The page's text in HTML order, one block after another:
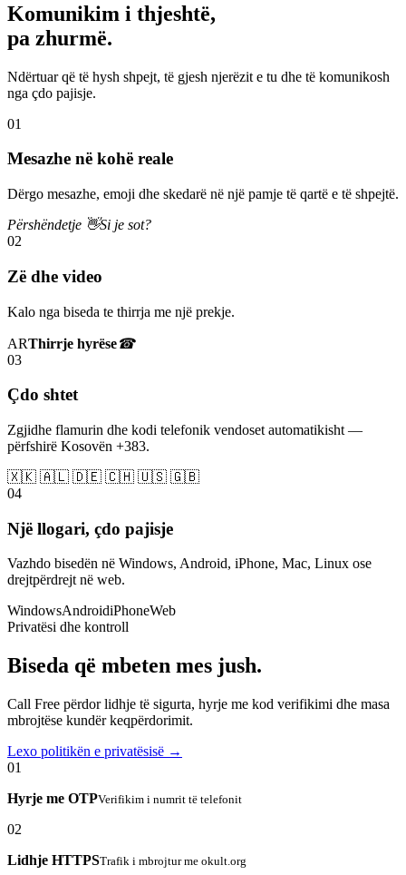
Komunikim i thjeshtë,
pa zhurmë.
Ndërtuar që të hysh shpejt, të gjesh njerëzit e tu dhe të komunikosh
nga çdo pajisje.
01
Mesazhe në kohë reale
Dërgo mesazhe, emoji dhe skedarë në një pamje të qartë e të shpejtë.
Përshëndetje 👋Si je sot?
02
Zë dhe video
Kalo nga biseda te thirrja me një prekje.
ARThirrje hyrëse☎
03
Çdo shtet
Zgjidhe flamurin dhe kodi telefonik vendoset automatikisht —
përfshirë Kosovën +383.
🇽🇰 🇦🇱 🇩🇪 🇨🇭 🇺🇸 🇬🇧
04
Një llogari, çdo pajisje
Vazhdo bisedën në Windows, Android, iPhone, Mac, Linux ose
drejtpërdrejt në web.
WindowsAndroidiPhoneWeb
Privatësi dhe kontroll
Biseda që mbeten mes jush.
Call Free përdor lidhje të sigurta, hyrje me kod verifikimi dhe masa
mbrojtëse kundër keqpërdorimit.
Lexo politikën e privatësisë →
01
Hyrje me OTPVerifikim i numrit të telefonit
02
Lidhje HTTPSTrafik i mbrojtur me okult.org